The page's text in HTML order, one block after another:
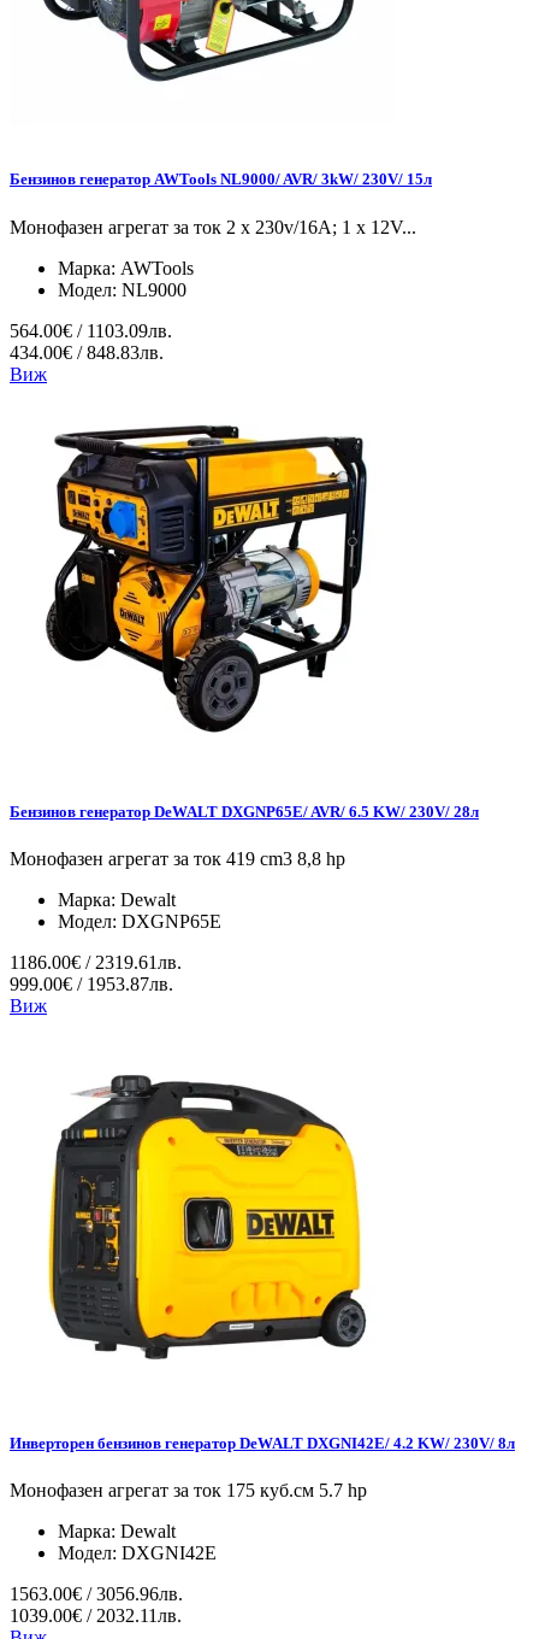
Бензинов генератор AWTools NL9000/ AVR/ 3kW/ 230V/ 15л
Монофазен агрегат за ток 2 x 230v/16A; 1 x 12V...
Марка: AWTools
Модел: NL9000
564.00€ / 1103.09лв.
434.00€ / 848.83лв.
Виж
Бензинов генератор DeWALT DXGNP65E/ AVR/ 6.5 KW/ 230V/ 28л
Монофазен агрегат за ток 419 cm3 8,8 hp
Марка: Dewalt
Модел: DXGNP65E
1186.00€ / 2319.61лв.
999.00€ / 1953.87лв.
Виж
Инверторен бензинов генератор DeWALT DXGNI42E/ 4.2 KW/ 230V/ 8л
Монофазен агрегат за ток 175 куб.см 5.7 hp
Марка: Dewalt
Модел: DXGNI42E
1563.00€ / 3056.96лв.
1039.00€ / 2032.11лв.